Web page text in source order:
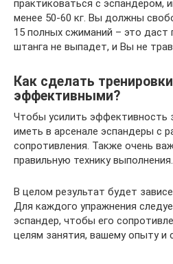
практиковаться с
менее 50-60 кг. Вы должны
15 полных сжиманий – это даст
штанга не выпадет, и Вы не
Как сделать
эффективными?
Чтобы усилить эффективность
иметь в арсенале эспандеры с
сопротивления. Также очень
правильную технику выполнения.
В целом результат будет
Для каждого упражнения
эспандер, чтобы его
целям занятия, вашему опыту и